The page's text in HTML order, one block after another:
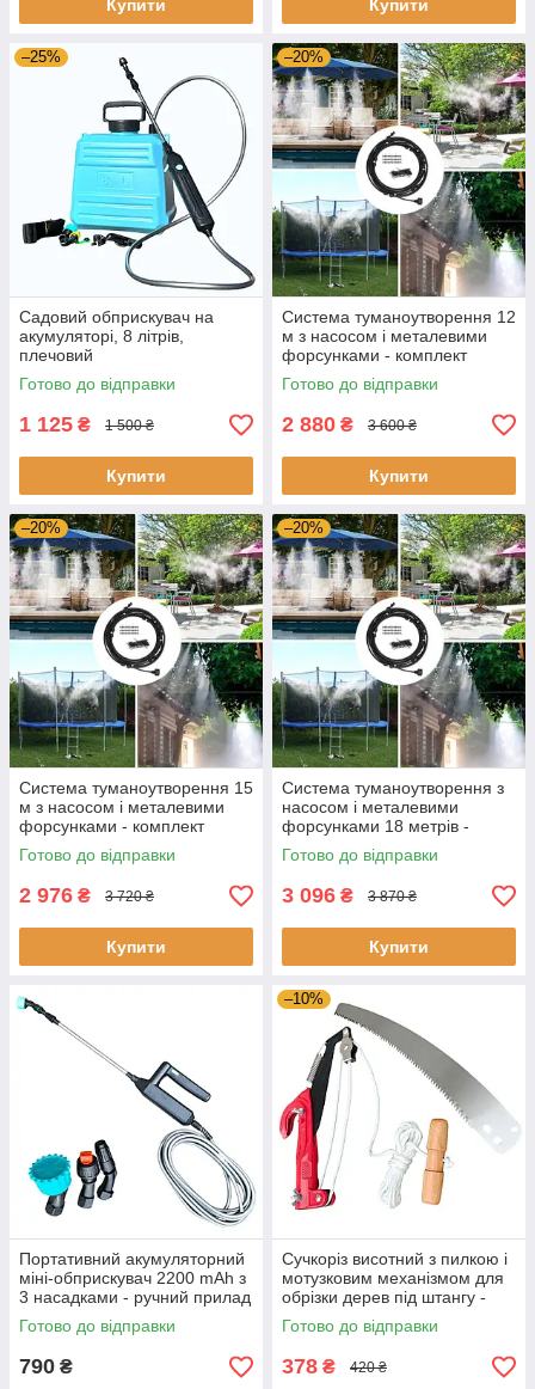
Купити Купити
–25%
Садовий обприскувач на
акумуляторі, 8 літрів,
плечовий
електророзпилювач із
телескопічною штангою
Готово до відправки
1 125 ₴ 1 500 ₴
Купити
–20%
Система туманоутворення 12
м з насосом і металевими
форсунками - комплект
охолодження, дрібний туман
Готово до відправки
2 880 ₴ 3 600 ₴
Купити
–20%
Система туманоутворення 15
м з насосом і металевими
форсунками - комплект
охолодження, дрібний туман
Готово до відправки
2 976 ₴ 3 720 ₴
Купити
–20%
Система туманоутворення з
насосом і металевими
форсунками 18 метрів -
комплект охолодження,
дрібний туман
Готово до відправки
3 096 ₴ 3 870 ₴
Купити
Портативний акумуляторний
міні-обприскувач 2200 mAh з
3 насадками - ручний прилад
для поливу рослин
Готово до відправки
790 ₴
–10%
Сучкоріз висотний з пилкою і
мотузковим механізмом для
обрізки дерев під штангу -
садовий висоторіз
Готово до відправки
378 ₴ 420 ₴